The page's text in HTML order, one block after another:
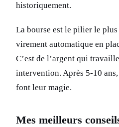
historiquement.
La bourse est le pilier le
virement automatique en
C’est de l’argent qui
intervention. Après 5-10
font leur magie.
Mes meilleurs